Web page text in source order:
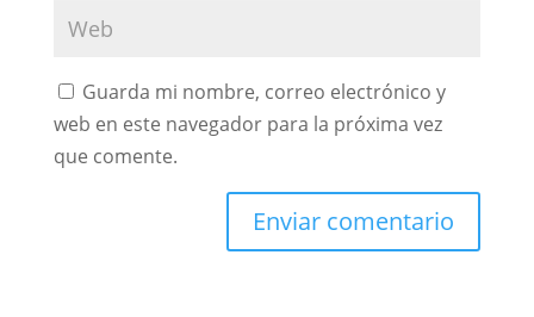
Guarda mi nombre, correo electrónico y
web en este navegador para la próxima vez
que comente.